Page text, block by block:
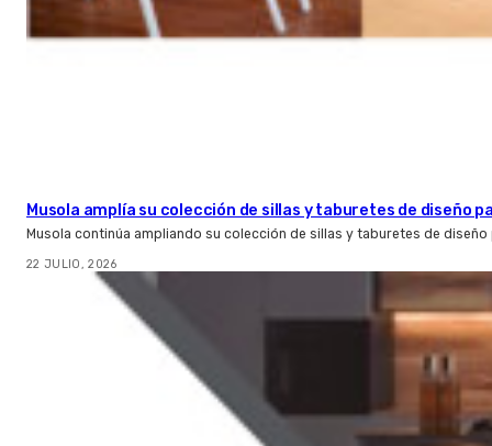
Musola amplía su colección de sillas y taburetes de diseño
Musola continúa ampliando su colección de sillas y taburetes de
22 JULIO, 2026